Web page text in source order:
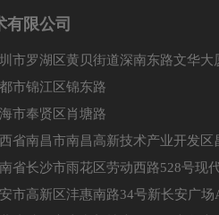
限公司
市罗湖区黄贝街道深南东路文华大
市锦江区锦东路
市奉贤区肖塘路
省南昌市南昌高新技术产业开发
省长沙市雨花区劳动西路528号现
市高新区沣惠南路34号新长安广场